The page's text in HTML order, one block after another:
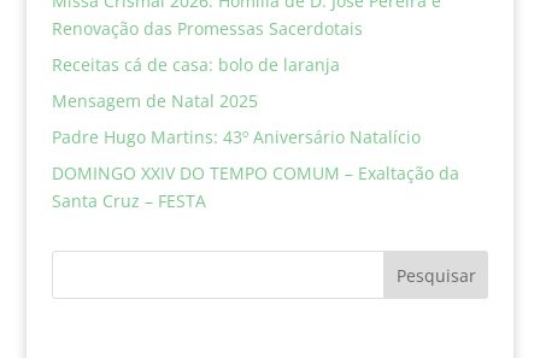
Renovação das Promessas Sacerdotais
Receitas cá de casa: bolo de laranja
Mensagem de Natal 2025
Padre Hugo Martins: 43º Aniversário Natalício
DOMINGO XXIV DO TEMPO COMUM – Exaltação da
Santa Cruz – FESTA
Pesquisar